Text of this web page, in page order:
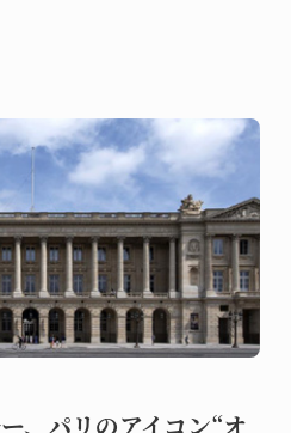
、パリのアイコン“オ